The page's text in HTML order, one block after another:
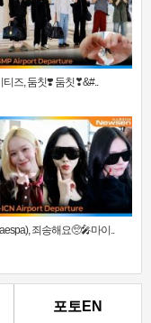
티즈, 둠칫❣️ 둠칫❣&#..
죄송해요🥺🎤마이..
포토EN